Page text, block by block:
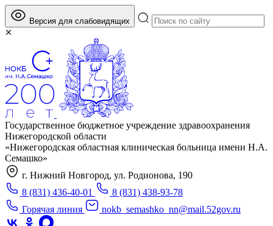
Версия для слабовидящих
Государственное бюджетное учреждение здравоохранения
Нижегородской области
«Нижегородская областная клиническая больница имени Н.А.
Семашко»
г. Нижний Новгород, ул. Родионова, 190
8 (831) 436-40-01
8 (831) 438-93-78
Горячая линия
nokb_semashko_nn@mail.52gov.ru